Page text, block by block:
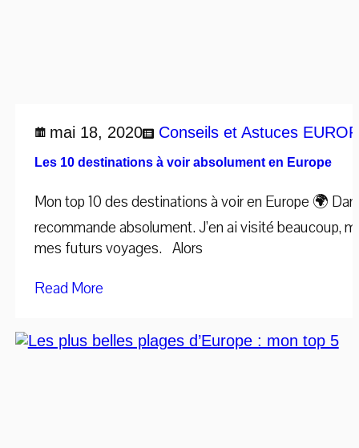
mai 18, 2020 Conseils et Astuces
Les 10 destinations à voir absolument en Europe
Mon top 10 des destinations à voir en Europe 🌍
recommande absolument. J’en ai visité beaucoup,
mes futurs voyages. Alors
Read More